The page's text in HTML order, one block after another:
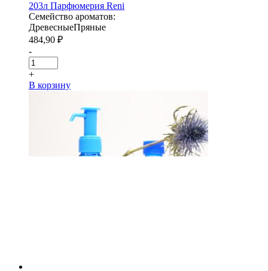
203л Парфюмерия Reni
Семейство ароматов:
ДревесныеПряные
484,90 ₽
-
+
В корзину